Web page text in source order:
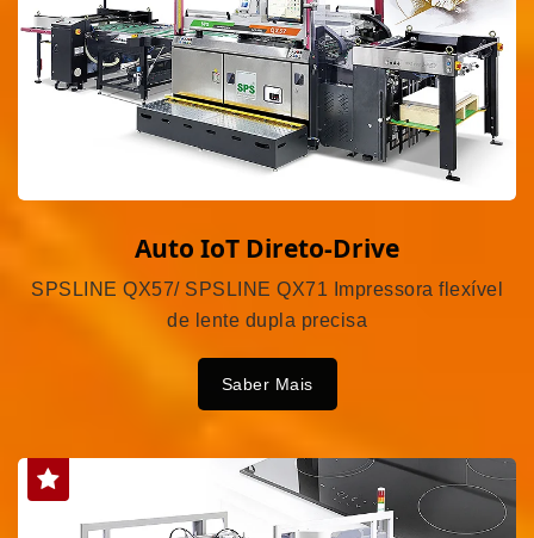
Auto IoT Direto-Drive
SPSLINE QX57/ SPSLINE QX71 Impressora flexível
de lente dupla precisa
Saber Mais